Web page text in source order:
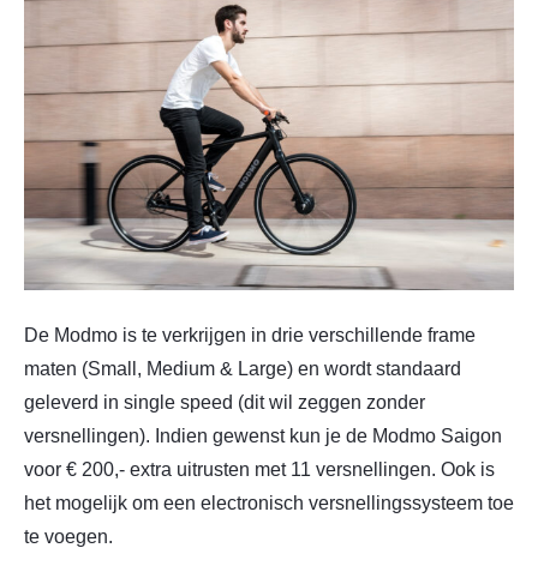
De Modmo is te verkrijgen in drie verschillende frame
maten (Small, Medium & Large) en wordt standaard
geleverd in single speed (dit wil zeggen zonder
versnellingen). Indien gewenst kun je de Modmo Saigon
voor € 200,- extra uitrusten met 11 versnellingen. Ook is
het mogelijk om een electronisch versnellingssysteem toe
te voegen.